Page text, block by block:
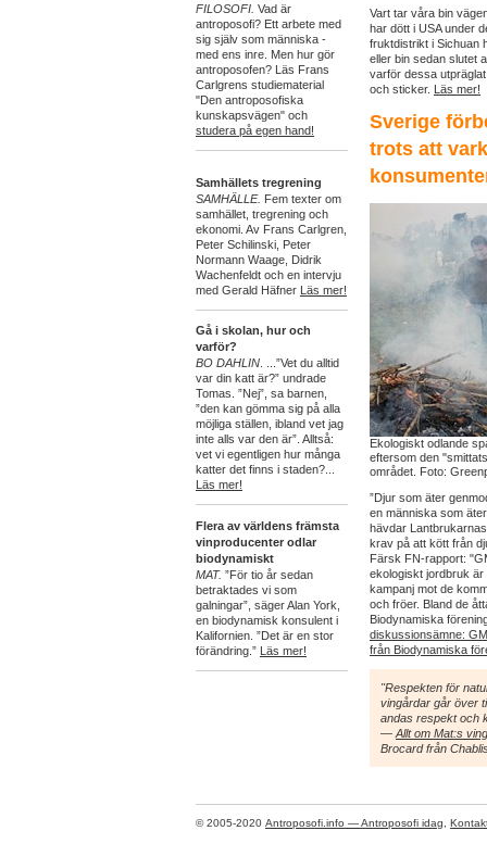
FILOSOFI. Vad är
antroposofi? Ett arbete med
sig själv som människa -
med ens inre. Men hur gör
antroposofen? Läs Frans
Carlgrens studiematerial
"Den antroposofiska
kunskapsvägen" och
studera på egen hand!
Samhällets tregrening
SAMHÄLLE. Fem texter om
samhället, tregrening och
ekonomi. Av Frans Carlgren,
Peter Schilinski, Peter
Normann Waage, Didrik
Wachenfeldt och en intervju
med Gerald Häfner Läs mer!
Gå i skolan, hur och
varför?
BO DAHLIN . ...”Vet du alltid
var din katt är?” undrade
Tomas. ”Nej”, sa barnen,
”den kan gömma sig på alla
möjliga ställen, ibland vet jag
inte alls var den är”. Alltså:
vet vi egentligen hur många
katter det finns i staden?...
Läs mer!
Flera av världens främsta
vinproducenter odlar
biodynamiskt
MAT. ”För tio år sedan
betraktades vi som
galningar”, säger Alan York,
en biodynamisk konsulent i
Kalifornien. ”Det är en stor
förändring.” Läs mer!
Vart tar våra bin
har dött i USA under
fruktdistrikt i Sichuan
eller bin sedan slutet
varför dessa
och sticker. Läs mer!
Sverige
trots att
Ekologiskt odlande
eftersom den
området. Foto:
”Djur som äter
en människa som
hävdar
krav på att kött från
Färsk FN-rapport:
ekologiskt jordbruk
kampanj mot de
och fröer. Bland de
Biodynamiska
diskussionsämne:
från Biodynamiska
"Respekten för
vingårdar går över
andas respekt och
— Allt om Mat:s
Brocard från
© 2005-2020 Antroposofi.info — Antroposofi idag